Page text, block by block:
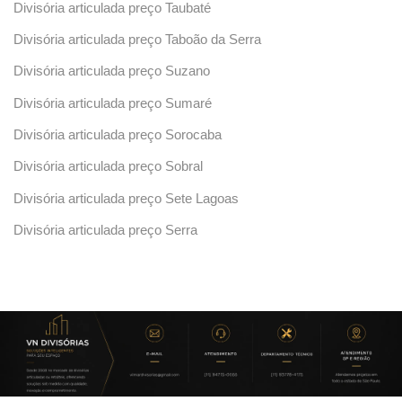
Divisória articulada preço Taubaté
Divisória articulada preço Taboão da Serra
Divisória articulada preço Suzano
Divisória articulada preço Sumaré
Divisória articulada preço Sorocaba
Divisória articulada preço Sobral
Divisória articulada preço Sete Lagoas
Divisória articulada preço Serra